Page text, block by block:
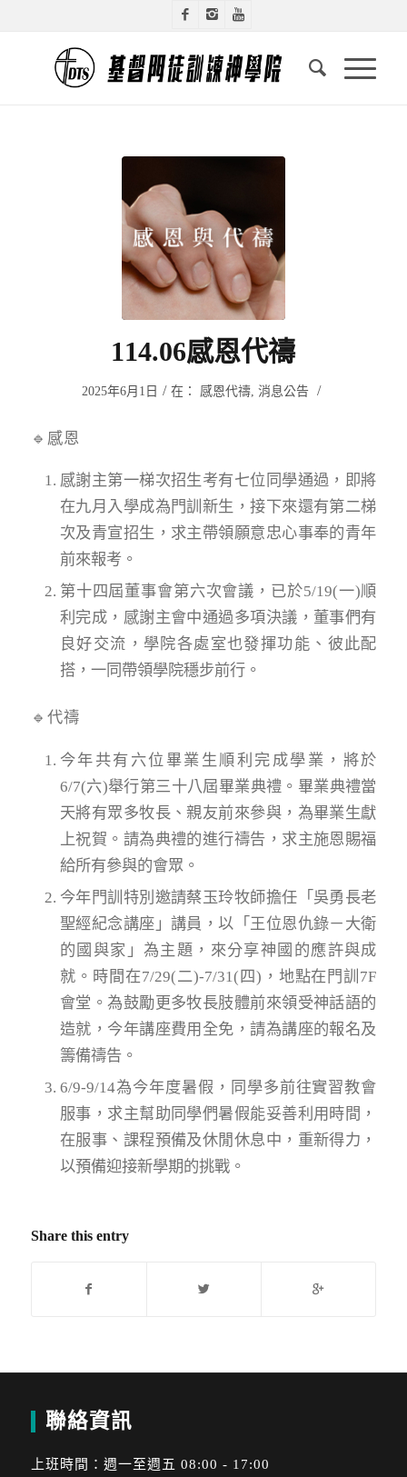
114.06感恩代禱
2025年6月1日 / 在： 感恩代禱, 消息公告 /
🔹感恩
感謝主第一梯次招生考有七位同學通過，即將
在九月入學成為門訓新生，接下來還有第二梯
次及青宣招生，求主帶領願意忠心事奉的青年
前來報考。
第十四屆董事會第六次會議，已於5/19(一)順
利完成，感謝主會中通過多項決議，董事們有
良好交流，學院各處室也發揮功能、彼此配
搭，一同帶領學院穩步前行。
🔹代禱
今年共有六位畢業生順利完成學業，將於
6/7(六)舉行第三十八屆畢業典禮。畢業典禮當
天將有眾多牧長、親友前來參與，為畢業生獻
上祝賀。請為典禮的進行禱告，求主施恩賜福
給所有參與的會眾。
今年門訓特別邀請蔡玉玲牧師擔任「吳勇長老
聖經紀念講座」講員，以「王位恩仇錄－大衛
的國與家」為主題，來分享神國的應許與成
就。時間在7/29(二)-7/31(四)，地點在門訓7F
會堂。為鼓勵更多牧長肢體前來領受神話語的
造就，今年講座費用全免，請為講座的報名及
籌備禱告。
6/9-9/14為今年度暑假，同學多前往實習教會
服事，求主幫助同學們暑假能妥善利用時間，
在服事、課程預備及休閒休息中，重新得力，
以預備迎接新學期的挑戰。
Share this entry
聯絡資訊
上班時間：週一至週五 08:00 - 17:00